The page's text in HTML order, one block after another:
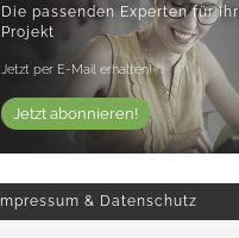
Die passenden Experten für Ihr
Projekt
Jetzt per E-Mail erhalten!
Jetzt abonnieren!
Impressum & Datenschutz